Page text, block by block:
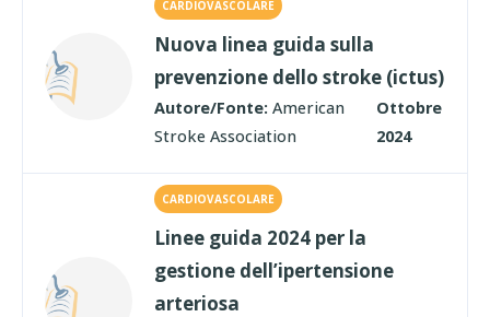
CARDIOVASCOLARE
Nuova linea guida sulla
prevenzione dello stroke (ictus)
Autore/Fonte: American
Stroke Association
Ottobre
2024
CARDIOVASCOLARE
Linee guida 2024 per la
gestione dell’ipertensione
arteriosa